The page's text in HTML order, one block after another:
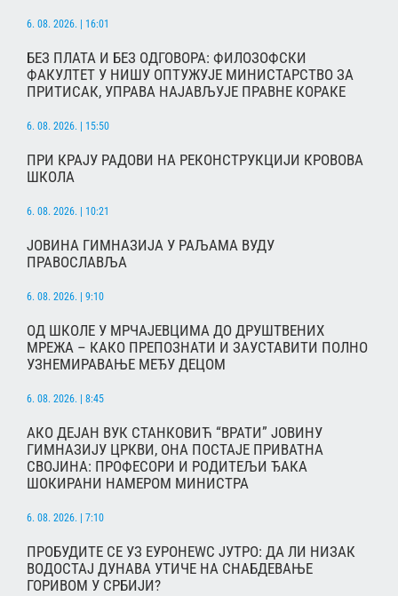
6. 08. 2026. | 16:01
БЕЗ ПЛАТА И БЕЗ ОДГОВОРА: ФИЛОЗОФСКИ
ФАКУЛТЕТ У НИШУ ОПТУЖУЈЕ МИНИСТАРСТВО ЗА
ПРИТИСАК, УПРАВА НАЈАВЉУЈЕ ПРАВНЕ КОРАКЕ
6. 08. 2026. | 15:50
ПРИ КРАЈУ РАДОВИ НА РЕКОНСТРУКЦИЈИ КРОВОВА
ШКОЛА
6. 08. 2026. | 10:21
ЈОВИНА ГИМНАЗИЈА У РАЉАМА ВУДУ
ПРАВОСЛАВЉА
6. 08. 2026. | 9:10
ОД ШКОЛЕ У МРЧАЈЕВЦИМА ДО ДРУШТВЕНИХ
МРЕЖА – КАКО ПРЕПОЗНАТИ И ЗАУСТАВИТИ ПОЛНО
УЗНЕМИРАВАЊЕ МЕЂУ ДЕЦОМ
6. 08. 2026. | 8:45
АКО ДЕЈАН ВУК СТАНКОВИЋ “ВРАТИ” ЈОВИНУ
ГИМНАЗИЈУ ЦРКВИ, ОНА ПОСТАЈЕ ПРИВАТНА
СВОЈИНА: ПРОФЕСОРИ И РОДИТЕЉИ ЂАКА
ШОКИРАНИ НАМЕРОМ МИНИСТРА
6. 08. 2026. | 7:10
ПРОБУДИТЕ СЕ УЗ ЕУРОНЕWС ЈУТРО: ДА ЛИ НИЗАК
ВОДОСТАЈ ДУНАВА УТИЧЕ НА СНАБДЕВАЊЕ
ГОРИВОМ У СРБИЈИ?